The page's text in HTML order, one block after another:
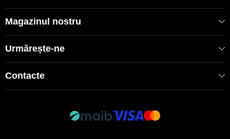
Magazinul nostru
Urmărește-ne
Contacte